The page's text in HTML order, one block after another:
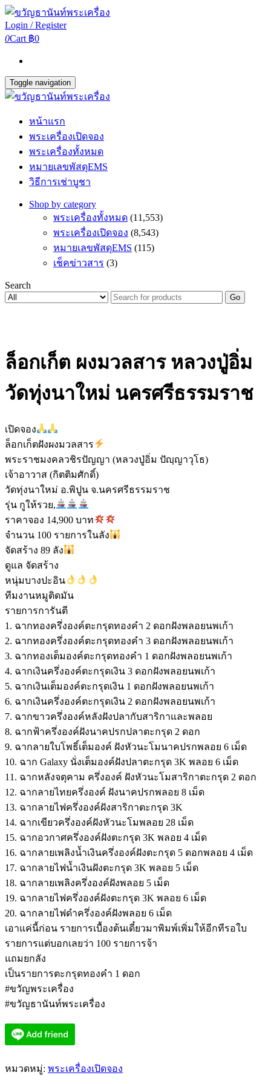
Login / Register
0Cart ฿0
Toggle navigation
หน้าแรก
พระเครื่องเปิดจอง
พระเครื่องทั้งหมด
หมายเลขพัสดุEMS
วิธีการเช่าบูชา
Shop by category
พระเครื่องทั้งหมด (11,553)
พระเครื่องเปิดจอง (8,543)
หมายเลขพัสดุEMS (115)
เช็คข่าวสาร (3)
Search
Go
ล็อกเก็ต ผงมวลสาร หลวงปู่อิ่ม
วัดทุ่งนาใหม่ นครศรีธรรมราช
เปิดจอง
ล็อกเก็ตฝังผงมวลสาร
พระราชมงคลวชิรปัญญา (หลวงปู่อิ่ม ปัญฺญาวุโธ)
เจ้าอาวาส (กิตติมศักดิ์)
วัดทุ่งนาใหม่ อ.พิปูน จ.นครศรีธรรมราช
รุ่น กูให้รวย,
ราคาจอง 14,900 บาท
จำนวน 100 รายการในลัง
จัดสร้าง 89 ลัง
ดูแล จัดสร้าง
หนุ่มบางปะอิน
ทีมงานหมูติดมัน
รายการการันตี
1. ฉากทองครึ่งองค์ตะกรุดทองคำ 2 ดอกฝังพลอยนพเก้า
2. ฉากทองครึ่งองค์ตะกรุดทองคำ 3 ดอกฝังพลอยนพเก้า
3. ฉากทองเต็มองค์ตะกรุดทองคำ 1 ดอกฝังพลอยนพเก้า
4. ฉากเงินครึ่งองค์ตะกรุดเงิน 3 ดอกฝังพลอยนพเก้า
5. ฉากเงินเต็มองค์ตะกรุดเงิน 1 ดอกฝังพลอยนพเก้า
6. ฉากเงินครึ่งองค์ตะกรุดเงิน 2 ดอกฝังพลอยนพเก้า
7. ฉากขาวครึ่งองค์หลังฝังปลากับสาริกาและพลอย
8. ฉากฟ้าครึ่งองค์ฝังนาคปรกปลาตะกรุด 2 ดอก
9. ฉากลายใบโพธิ์เต็มองค์ ฝังหัวนะโมนาคปรกพลอย 6 เม็ด
10. ฉาก Galaxy นั่งเต็มองค์ฝังปลาตะกรุด 3K พลอย 6 เม็ด
11. ฉากหลังจตุคาม ครึ่งองค์ ฝังหัวนะโมสาริกาตะกรุด 2 ดอก
12. ฉากลายไทยครึ่งองค์ ฝังนาคปรกพลอย 8 เม็ด
13. ฉากลายไฟครึ่งองค์ฝังสาริกาตะกรุด 3K
14. ฉากเขียวครึ่งองค์ฝังหัวนะโมพลอย 28 เม็ด
15. ฉากอวกาศครึ่งองค์ฝังตะกรุด 3K พลอย 4 เม็ด
16. ฉากลายเพลิงน้ำเงินครึ่งองค์ฝังตะกรุด 5 ดอกพลอย 4 เม็ด
17. ฉากลายไฟน้ำเงินฝังตะกรุด 3K พลอย 5 เม็ด
18. ฉากลายเพลิงครึ่งองค์ฝังพลอย 5 เม็ด
19. ฉากลายไฟครึ่งองค์ฝังตะกรุด 3K พลอย 6 เม็ด
20. ฉากลายไฟดำครึ่งองค์ฝังพลอย 6 เม็ด
เอาแค่นี้ก่อน รายการเบื้องต้นเดี๋ยวมาพิมพ์เพิ่มให้อีกทีรอใบ
รายการแต่บอกเลยว่า 100 รายการจ้า
แถมยกลัง
เป็นรายการตะกรุดทองคำ 1 ดอก
#ขวัญพระเครื่อง
#ขวัญธานันท์พระเครื่อง
หมวดหมู่: พระเครื่องเปิดจอง